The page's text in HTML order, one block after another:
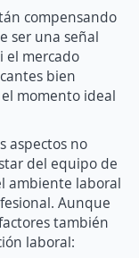
compensando
ser una señal
el mercado
bien
momento ideal
aspectos no
del equipo de
ambiente laboral
Aunque
también
laboral: